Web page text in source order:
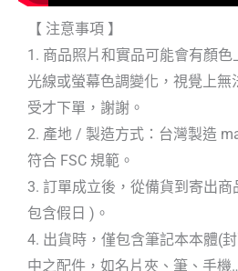
【 注意事項 】
1. 商品照片和實品可能會有顏色
光線或螢幕色調變化，視覺上
受才下單，謝謝。
2. 產地 / 製造方式：台灣製造
符合 FSC 規範。
3. 訂單成立後，從備貨到寄出
包含假日 )。
4. 出貨時，僅包含筆記本本體(
中之配件，如名片夾、筆、手